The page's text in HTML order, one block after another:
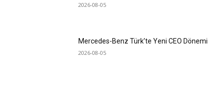
2026-08-05
Mercedes-Benz Türk’te Yeni CEO Dönemi
2026-08-05